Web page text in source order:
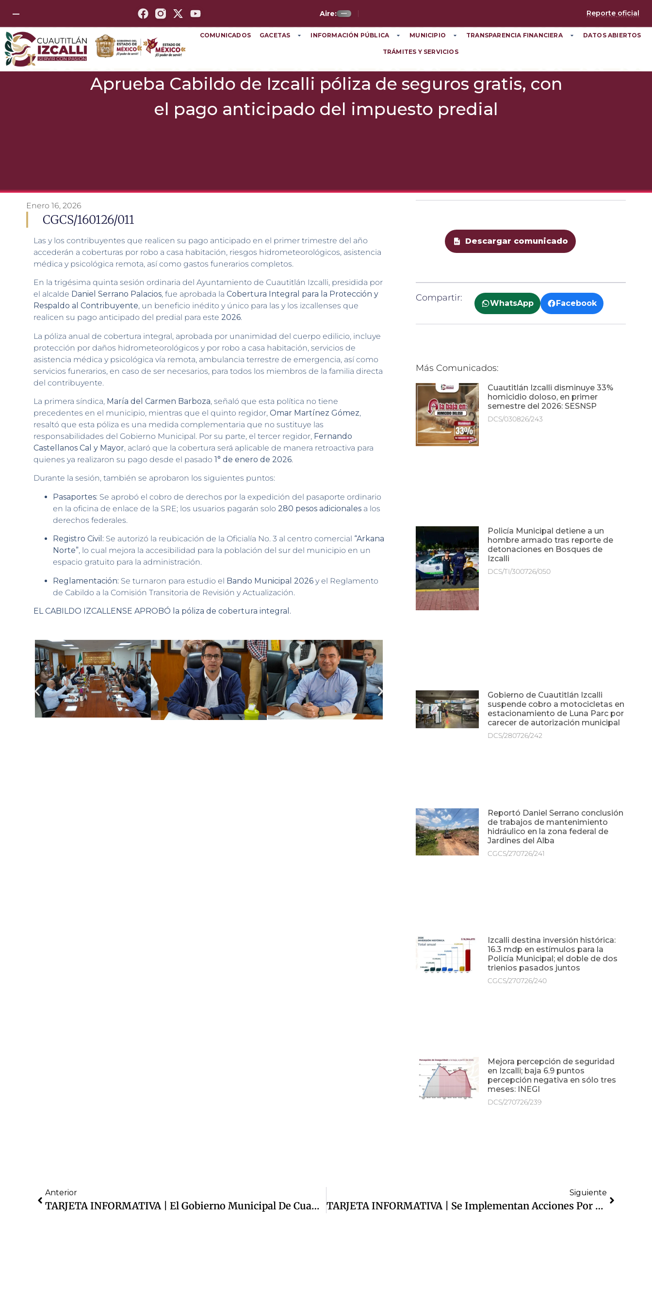
— Aire: — Reporte oficial
COMUNICADOS GACETAS INFORMACIÓN PÚBLICA MUNICIPIO TRANSPARENCIA FINANCIERA DATOS ABIERTOS
TRÁMITES Y SERVICIOS
Aprueba Cabildo de Izcalli póliza de seguros gratis, con
el pago anticipado del impuesto predial
Enero 16, 2026
CGCS/160126/011
Las y los contribuyentes que realicen su pago anticipado en el primer trimestre del año
accederán a coberturas por robo a casa habitación, riesgos hidrometeorológicos, asistencia
médica y psicológica remota, así como gastos funerarios completos.
En la trigésima quinta sesión ordinaria del Ayuntamiento de Cuautitlán Izcalli, presidida por
el alcalde Daniel Serrano Palacios, fue aprobada la Cobertura Integral para la Protección y
Respaldo al Contribuyente, un beneficio inédito y único para las y los izcallenses que
realicen su pago anticipado del predial para este 2026.
La póliza anual de cobertura integral, aprobada por unanimidad del cuerpo edilicio, incluye
protección por daños hidrometeorológicos y por robo a casa habitación, servicios de
asistencia médica y psicológica vía remota, ambulancia terrestre de emergencia, así como
servicios funerarios, en caso de ser necesarios, para todos los miembros de la familia directa
del contribuyente.
La primera síndica, María del Carmen Barboza, señaló que esta política no tiene
precedentes en el municipio, mientras que el quinto regidor, Omar Martínez Gómez,
resaltó que esta póliza es una medida complementaria que no sustituye las
responsabilidades del Gobierno Municipal. Por su parte, el tercer regidor, Fernando
Castellanos Cal y Mayor, aclaró que la cobertura será aplicable de manera retroactiva para
quienes ya realizaron su pago desde el pasado 1° de enero de 2026.
Durante la sesión, también se aprobaron los siguientes puntos:
Pasaportes: Se aprobó el cobro de derechos por la expedición del pasaporte ordinario
en la oficina de enlace de la SRE; los usuarios pagarán solo 280 pesos adicionalesa los
derechos federales.
Registro Civil: Se autorizó la reubicación de la Oficialía No. 3 al centro comercial “Arkana
Norte”, lo cual mejora la accesibilidad para la población del sur del municipio en un
espacio gratuito para la administración.
Reglamentación: Se turnaron para estudio el Bando Municipal 2026y el Reglamento
de Cabildo a la Comisión Transitoria de Revisión y Actualización.
EL CABILDO IZCALLENSE APROBÓ la póliza de cobertura integral.
Descargar comunicado
Compartir:
WhatsApp Facebook
Más Comunicados:
Cuautitlán Izcalli disminuye 33%
homicidio doloso, en primer
semestre del 2026: SESNSP
DCS/030826/243
Policía Municipal detiene a un
hombre armado tras reporte de
detonaciones en Bosques de
Izcalli
DCS/TI/300726/050
Gobierno de Cuautitlán Izcalli
suspende cobro a motocicletas en
estacionamiento de Luna Parc por
carecer de autorización municipal
DCS/280726/242
Reportó Daniel Serrano conclusión
de trabajos de mantenimiento
hidráulico en la zona federal de
Jardines del Alba
CGCS/270726/241
Izcalli destina inversión histórica:
16.3 mdp en estímulos para la
Policía Municipal; el doble de dos
trienios pasados juntos
CGCS/270726/240
Mejora percepción de seguridad
en Izcalli; baja 6.9 puntos
percepción negativa en sólo tres
meses: INEGI
DCS/270726/239
Anterior
TARJETA INFORMATIVA | El Gobierno Municipal De Cuautitlán Izcalli Informa:
Siguiente
TARJETA INFORMATIVA | Se Implementan Acciones Por Lluvia En El Municipio